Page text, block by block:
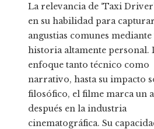
La relevancia de ‘Taxi
en su habilidad para capturar
angustias comunes mediante
historia altamente personal.
enfoque tanto técnico como
narrativo, hasta su impacto
filosófico, el filme marca un
después en la industria
cinematográfica. Su